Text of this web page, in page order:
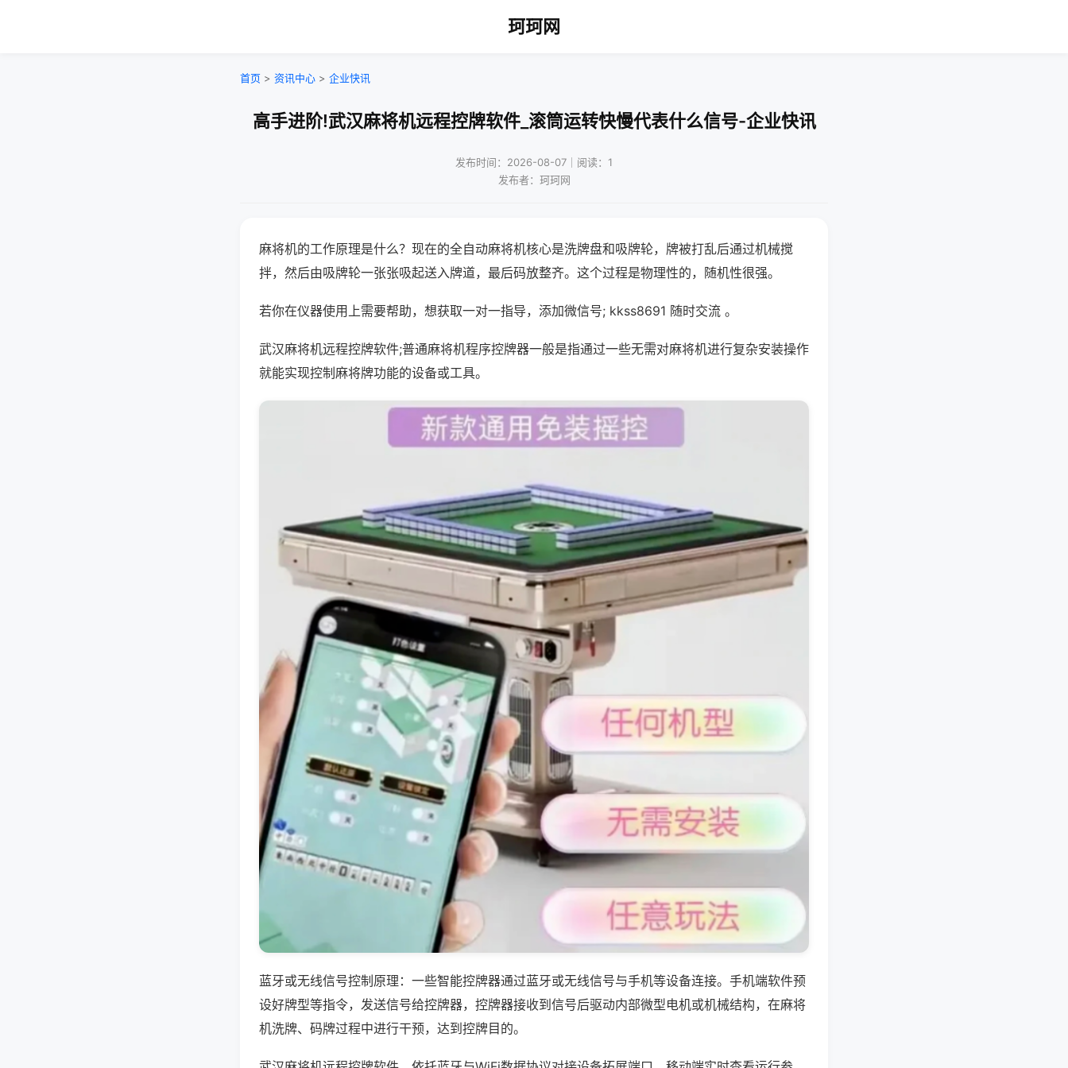
珂珂网
首页 > 资讯中心 > 企业快讯
高手进阶!武汉麻将机远程控牌软件_滚筒运转快慢代表什么信号-企业快讯
发布时间：2026-08-07｜阅读：1
发布者：珂珂网
麻将机的工作原理是什么？现在的全自动麻将机核心是洗牌盘和吸牌轮，牌被打乱后通过机械搅
拌，然后由吸牌轮一张张吸起送入牌道，最后码放整齐。这个过程是物理性的，随机性很强。
若你在仪器使用上需要帮助，想获取一对一指导，添加微信号; kkss8691 随时交流 。
武汉麻将机远程控牌软件;普通麻将机程序控牌器一般是指通过一些无需对麻将机进行复杂安装操作
就能实现控制麻将牌功能的设备或工具。
蓝牙或无线信号控制原理：一些智能控牌器通过蓝牙或无线信号与手机等设备连接。手机端软件预
设好牌型等指令，发送信号给控牌器，控牌器接收到信号后驱动内部微型电机或机械结构，在麻将
机洗牌、码牌过程中进行干预，达到控牌目的。